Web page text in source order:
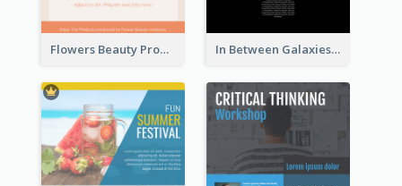
Flowers Beauty Product Flyer In Between Galaxies And Moon Flyer